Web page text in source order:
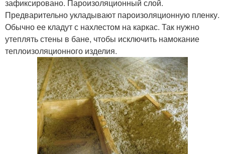
зафиксировано. Пароизоляционный слой.
Предварительно укладывают пароизоляционную пленку.
Обычно ее кладут с нахлестом на каркас. Так нужно
утеплять стены в бане, чтобы исключить намокание
теплоизоляционного изделия.